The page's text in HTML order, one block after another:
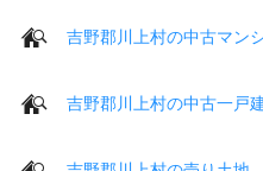
吉野郡川上村の中古マン
吉野郡川上村の中古一戸